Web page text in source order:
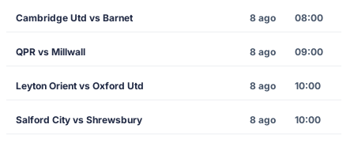
Cambridge Utd vs Barnet 8 ago 08:00
QPR vs Millwall 8 ago 09:00
Leyton Orient vs Oxford Utd 8 ago 10:00
Salford City vs Shrewsbury 8 ago 10:00